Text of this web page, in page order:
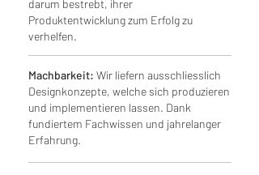
darum bestrebt, ihrer
Produktentwicklung zum Erfolg zu
verhelfen.
Machbarkeit: Wir liefern ausschliesslich
Designkonzepte, welche sich produzieren
und implementieren lassen. Dank
fundiertem Fachwissen und jahrelanger
Erfahrung.